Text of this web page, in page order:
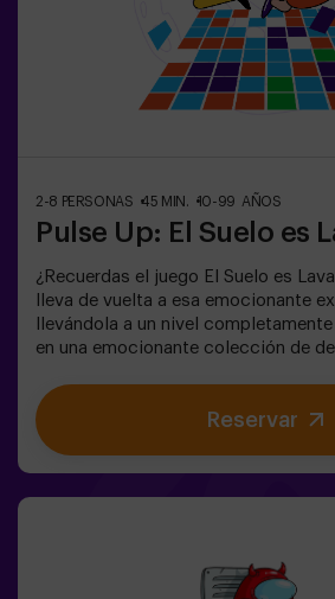
adulto. Existe la opción de que un
acompañe en la aventura,
condiciones.Este juego no es un
recomendable para personas con
2-8 PERSONAS 45 MIN. 10-99 AÑOS
Pulse Up: El Suelo es
¿Recuerdas el juego El Suelo es
lleva de vuelta a esa emocionante
llevándola a un nivel
en una emocionante colección de
niveles de dificultad para ajustarse
de habilidad.💥 40 juegos únicos que
emoción y la diversión.Trabaja en
es fundamental. 🏆 ¡Y lo mejor de
primeros en traer esta innovadora
Reservar